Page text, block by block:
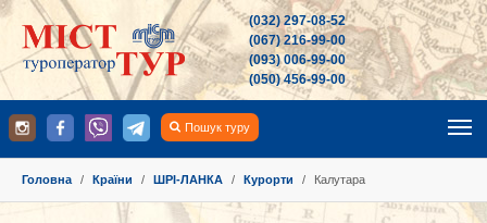
(032) 297-08-52
(067) 216-99-00
(093) 006-99-00
(050) 456-99-00
Пошук туру
Головна
Країни ШРІ-ЛАНКА Курорти Калутара